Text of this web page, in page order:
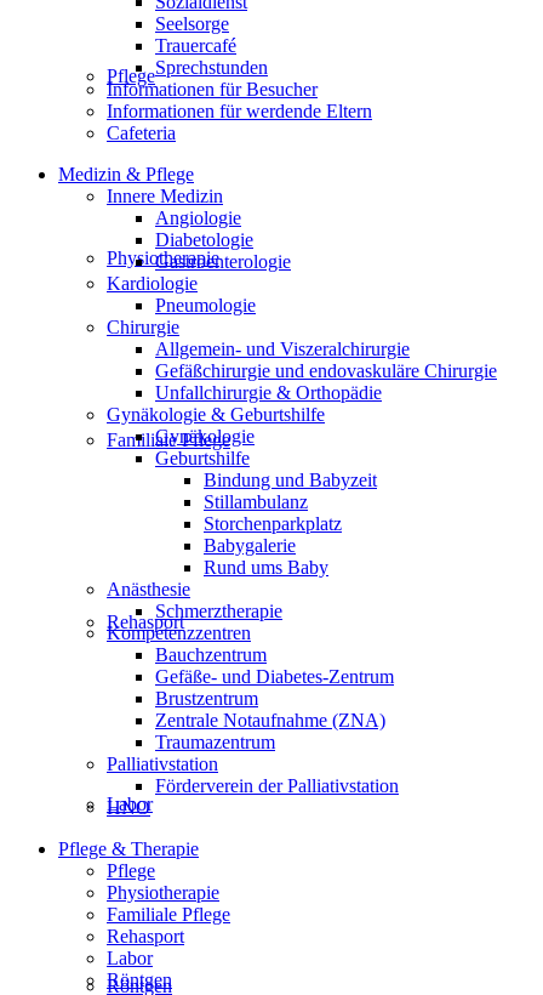
Pflege
Physiotherapie
Familiale Pflege
Rehasport
Labor
Röntgen
Seelsorge
Trauercafé
Sprechstunden
Informationen für Besucher
Informationen für werdende Eltern
Cafeteria
Medizin & Pflege
Innere Medizin
Angiologie
Diabetologie
Gastroenterologie
Kardiologie
Pneumologie
Chirurgie
Allgemein- und Viszeralchirurgie
Gefäßchirurgie und endovaskuläre Chirurgie
Unfallchirurgie & Orthopädie
Gynäkologie & Geburtshilfe
Gynäkologie
Geburtshilfe
Bindung und Babyzeit
Stillambulanz
Storchenparkplatz
Babygalerie
Rund ums Baby
Anästhesie
Schmerztherapie
Kompetenzzentren
Bauchzentrum
Gefäße- und Diabetes-Zentrum
Brustzentrum
Zentrale Notaufnahme (ZNA)
Traumazentrum
Palliativstation
Förderverein der Palliativstation
HNO
Pflege & Therapie
Pflege
Physiotherapie
Familiale Pflege
Rehasport
Labor
Röntgen